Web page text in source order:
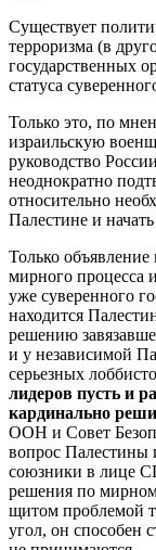
Существует
терроризма (в
государственных
статуса
Только это, по
израильскую
руководство
неоднократно
относительно
Палестине и
Только объявление
мирного процесса
уже суверенного
находится
решению
и у независимой
серьезных
лидеров пусть и
кардинально
ООН и Совет
вопрос Палестины
союзники в лице
решения по
щитом проблемой
угол, он способен